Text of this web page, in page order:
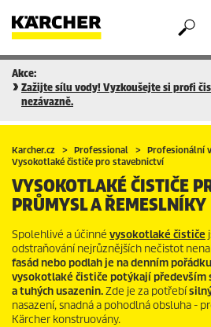
Nákupní košík
Seznam oblíbených produktů
Akce:
Zažijte sílu vody! Vyzkoušejte si profi
nezávazně.
Karcher.cz Professional
Profesionální
Vysokotlaké čističe pro stavebnictví
VYSOKOTLAKÉ ČISTIČE
PRŮMYSL A ŘEMESLNÍKY
Spolehlivé a účinné vysokotlaké čističe
odstraňování nejrůznějších nečistot
fasád nebo podlah je na denním
vysokotlaké čističe potýkají především
a tuhých usazenin.Zde je za potřebí
nasazení, snadná a pohodlná obsluha -
Kärcher konstruovány.